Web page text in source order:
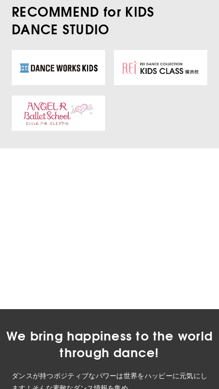
RECOMMEND for KIDS
DANCE STUDIO
We bring happiness to the world
through dance!
ダンスが持つポジティブなパワーは世界をハッピーに元気にし